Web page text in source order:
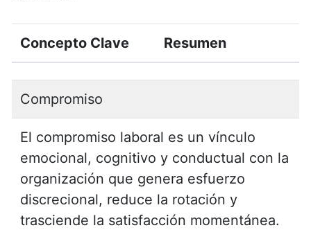
Concepto Clave Resumen
Compromiso
El compromiso laboral es un vínculo
emocional, cognitivo y conductual con la
organización que genera esfuerzo
discrecional, reduce la rotación y
trasciende la satisfacción momentánea.